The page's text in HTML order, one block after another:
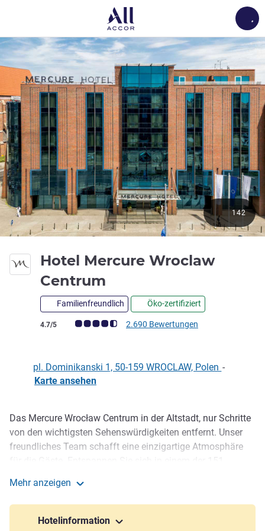
Hotel Mercure Wroclaw
Centrum
Familienfreundlich Öko-zertifiziert
Note Kundenmeinungen (Bewertung ALL)
4.7/5 2.690 Bewertungen
142
pl. Dominikanski 1, 50-159 WROCLAW, Polen -
Karte ansehen
Beschreibung
Das Mercure Wrocław Centrum in der Altstadt, nur Schritte
von den wichtigsten Sehenswürdigkeiten entfernt. Unser
freundliches Team schafft eine einzigartige Atmosphäre
Kreationen unseres Küchenchefs im Winestone und
organisieren Sie Ihre Versammlung in unseren
anpassbaren Konferenzräumen.
Mehr anzeigen
Hotelinformation